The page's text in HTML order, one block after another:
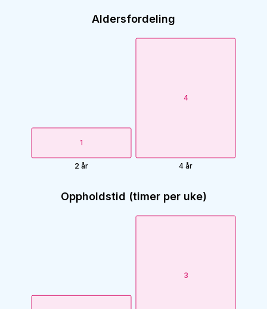
Aldersfordeling
1
2 år
4
4 år
Oppholdstid (timer per uke)
3